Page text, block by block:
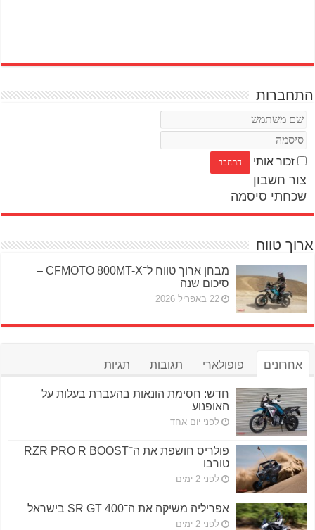
התחברות
זכור אותי
צור חשבון
שכחתי סיסמה
ארוך טווח
מבחן ארוך טווח ל־CFMOTO 800MT-X –
סיכום שנה
22 באפריל 2026
אחרונים פופולארי תגובות תגיות
חדש: חסימת הונאות בהעברת בעלות על
האופנוע
לפני יום אחד
פולריס חושפת את ה־RZR PRO R BOOST
טורבו
לפני 2 ימים
אפריליה משיקה את ה־SR GT 400 בישראל
לפני 2 ימים